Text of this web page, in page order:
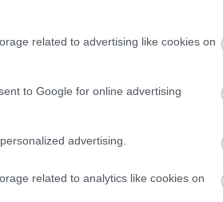
related to advertising like cookies on
to Google for online advertising
advertising.
related to analytics like cookies on